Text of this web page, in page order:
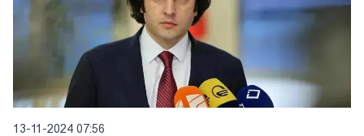
13-11-2024 07:56